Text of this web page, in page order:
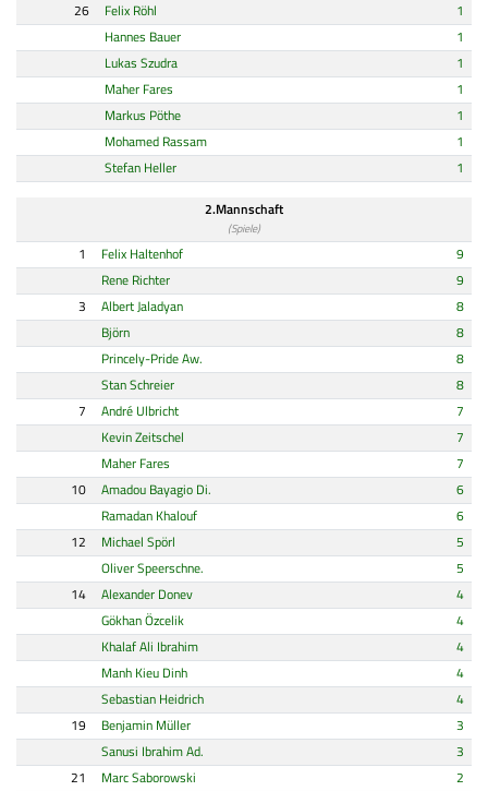
26
Felix Röhl
1
Hannes Bauer
1
Lukas Szudra
1
Maher Fares
1
Markus Pöthe
1
Mohamed Rassam
1
Stefan Heller
1
2.Mannschaft
(Spiele)
1 Felix Haltenhof
9
Rene Richter
9
3
Albert Jaladyan
8
Björn
8
Princely-Pride Aw.
8
Stan Schreier
8
7
André Ulbricht
7
Kevin Zeitschel
7
Maher Fares
7
10
Amadou Bayagio Di.
6
Ramadan Khalouf
6
12
Michael Spörl
5
Oliver Speerschne.
5
14
Alexander Donev
4
Gökhan Özcelik
4
Khalaf Ali Ibrahim
4
Manh Kieu Dinh
4
Sebastian Heidrich
4
19
Benjamin Müller
3
Sanusi Ibrahim Ad.
3
21
Marc Saborowski
2